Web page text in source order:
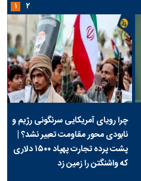
چرا رویای آمریکایی سرنگونی رژیم و
نابودی محور مقاومت تعبیر نشد؟ |
پشت پرده تجارت پهپاد‌ ۱۵۰۰ دلاری
که واشنگتن را زمین زد
۱ ۲